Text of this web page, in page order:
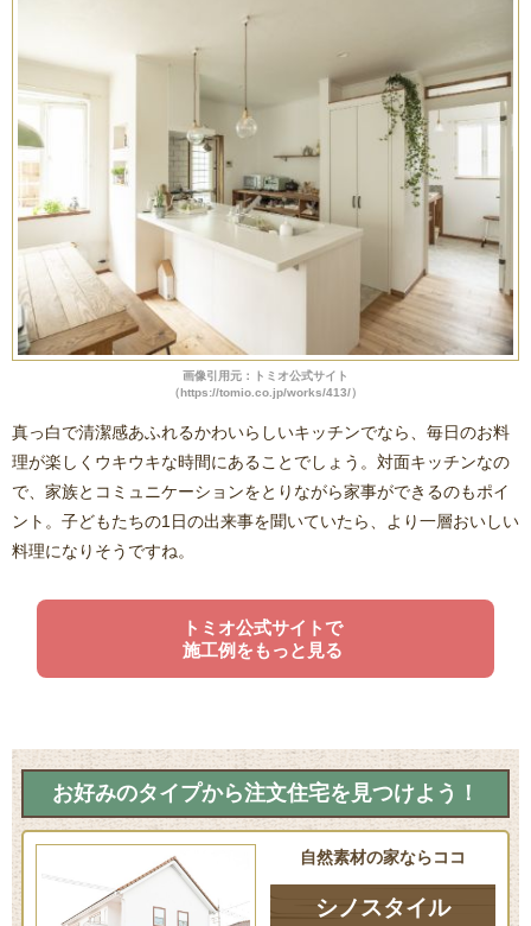
画像引用元：トミオ公式サイト
（https://tomio.co.jp/works/413/）
真っ白で清潔感あふれるかわいらしいキッチンでなら、毎日のお料
理が楽しくウキウキな時間にあることでしょう。対面キッチンなの
で、家族とコミュニケーションをとりながら家事ができるのもポイ
ント。子どもたちの1日の出来事を聞いていたら、より一層おいしい
料理になりそうですね。
トミオ公式サイトで
施工例をもっと見る
お好みのタイプから注文住宅を見つけよう！
自然素材の家ならココ
シノスタイル